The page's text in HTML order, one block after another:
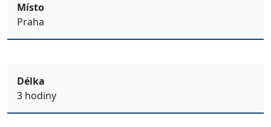
Místo
Praha
Délka
3 hodiny